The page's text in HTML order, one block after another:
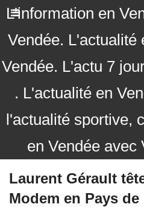
L'information en
Vendée. L'actualité
Vendée. L'actu 7
. L'actualité en
l'actualité sportive,
en Vendée avec
Laurent Gérault
Modem en Pays